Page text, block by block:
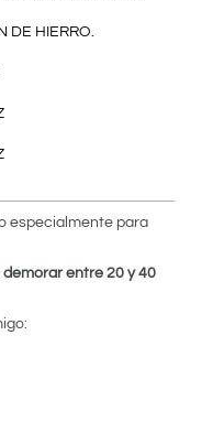
DE HIERRO.
especialmente para
demorar entre 20 y 40